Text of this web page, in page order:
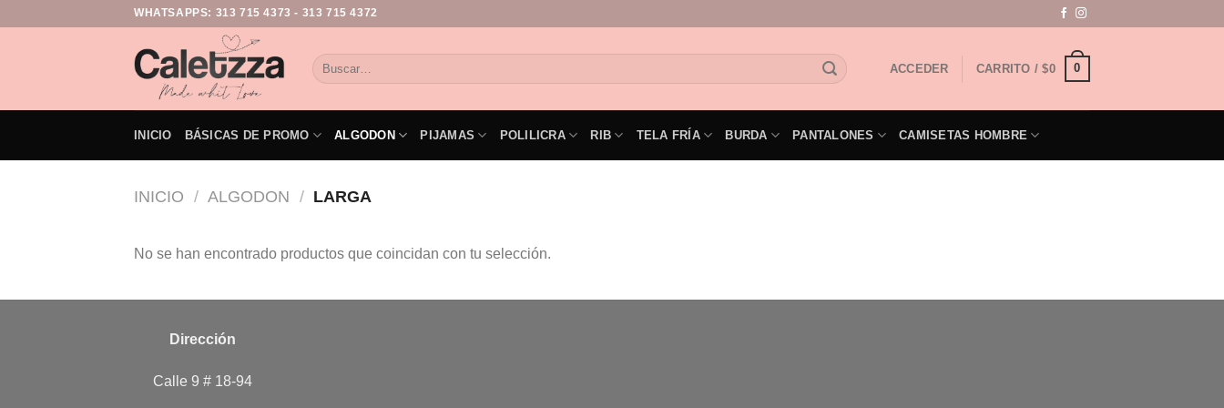
WHATSAPPS: 313 715 4373 - 313 715 4372
ACCEDER CARRITO /$0 0
INICIO BÁSICAS DE PROMO ALGODON PIJAMAS POLILICRA RIB TELA FRÍA BURDA PANTALONES CAMISETAS HOMBRE
INICIO / ALGODON / LARGA
No se han encontrado productos que coincidan con tu selección.
Dirección
Calle 9 # 18-94